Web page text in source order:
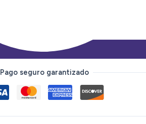
Pago seguro garantizado